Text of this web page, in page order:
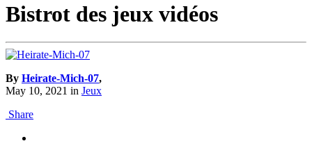
Bistrot des jeux vidéos
By Heirate-Mich-07,
May 10, 2021 in Jeux
Share